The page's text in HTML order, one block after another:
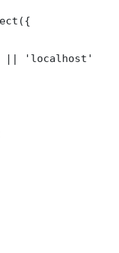
|| 'localhost'